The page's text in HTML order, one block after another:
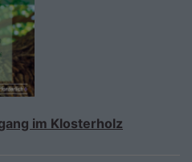
im Klosterholz